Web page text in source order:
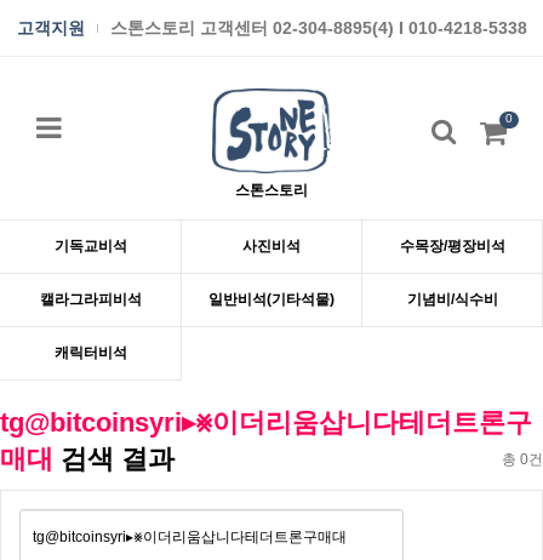
고객지원 스톤스토리 고객센터 02-304-8895(4) I 010-4218-5338
스톤스토리
0
기독교비석 사진비석 수목장/평장비석
캘라그라피비석 일반비석(기타석물) 기념비/식수비
캐릭터비석
tg@bitcoinsyri▸⨳이더리움삽니다테더트론구
매대 검색 결과 총 0건